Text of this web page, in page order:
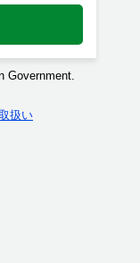
Government.
扱い